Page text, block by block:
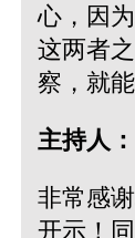
心，因
这两者
察，就
主持人：
非常感
开示！